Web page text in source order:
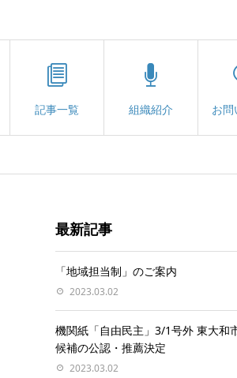
記事一覧 組織紹介 お
最新記事
「地域担当制」のご案内
2023.03.02
機関紙「自由民主」3/1号外 東大和
候補の公認・推薦決定
2023.03.02